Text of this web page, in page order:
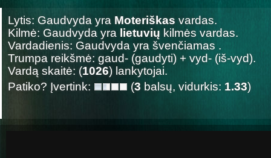
Lytis: Gaudvyda yra Moteriškas vardas.
Kilmė: Gaudvyda yra lietuvių kilmės vardas.
Vardadienis: Gaudvyda yra švenčiamas .
Trumpa reikšmė: gaud- (gaudyti) + vyd- (iš-vyd).
Vardą skaitė: (1026) lankytojai.
Patiko? Įvertink:
(3 balsų, vidurkis: 1.33)